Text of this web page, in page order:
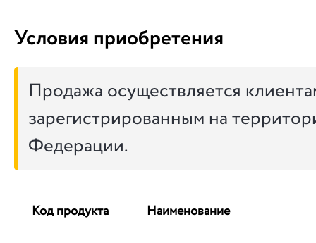
Условия приобретения
Продажа осуществляется
зарегистрированным на
Федерации.
Код продукта Наименование